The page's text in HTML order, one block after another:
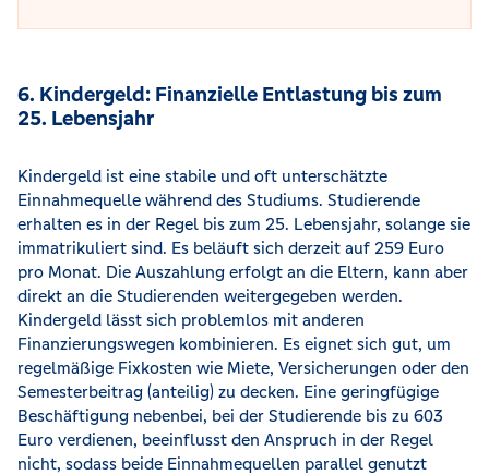
6. Kindergeld: Finanzielle Entlastung bis zum
25. Lebensjahr
Kindergeld ist eine stabile und oft unterschätzte
Einnahmequelle während des Studiums. Studierende
erhalten es in der Regel bis zum 25. Lebensjahr, solange sie
immatrikuliert sind. Es beläuft sich derzeit auf 259 Euro
pro Monat. Die Auszahlung erfolgt an die Eltern, kann aber
direkt an die Studierenden weitergegeben werden.
Kindergeld lässt sich problemlos mit anderen
Finanzierungswegen kombinieren. Es eignet sich gut, um
regelmäßige Fixkosten wie Miete, Versicherungen oder den
Semesterbeitrag (anteilig) zu decken. Eine geringfügige
Beschäftigung nebenbei, bei der Studierende bis zu 603
Euro verdienen, beeinflusst den Anspruch in der Regel
nicht, sodass beide Einnahmequellen parallel genutzt